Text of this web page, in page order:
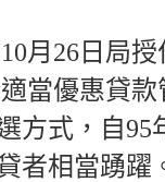
10月 26 日 局授
當優惠貸
方式，自95
者相當踴躍